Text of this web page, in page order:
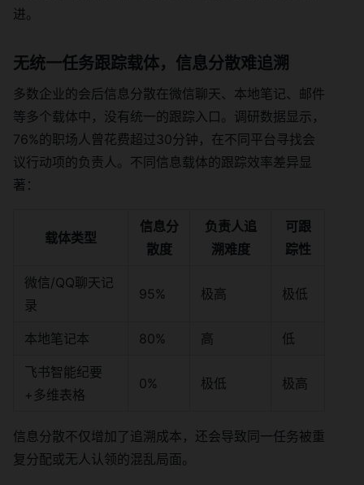
进。
无统一任务跟踪载体，信息分散难追溯
多数企业的会后信息分散在微信聊天、本地笔记、邮件
等多个载体中，没有统一的跟踪入口。调研数据显示，
76%的职场人曾花费超过30分钟，在不同平台寻找会
议行动项的负责人。不同信息载体的跟踪效率差异显
著：
载体类型
信息分
散度
负责人追
溯难度
可跟
踪性
微信/QQ聊天记
录
95% 极高 极低
本地笔记本 80% 高 低
飞书智能纪要
+多维表格
0% 极低 极高
信息分散不仅增加了追溯成本，还会导致同一任务被重
复分配或无人认领的混乱局面。